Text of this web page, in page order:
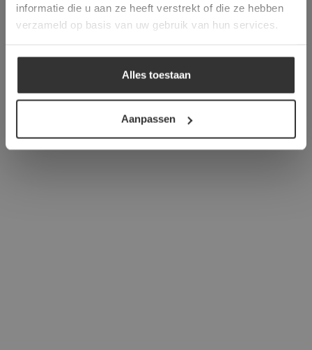
informatie die u aan ze heeft verstrekt of die ze hebben
verzameld op basis van uw gebruik van hun services.
Alles toestaan
Aanpassen
ALLES ACCEPTEREN
ALLES AFWIJZEN
DETAILS WEERGEVEN